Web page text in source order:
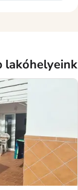
lakóhelyeink